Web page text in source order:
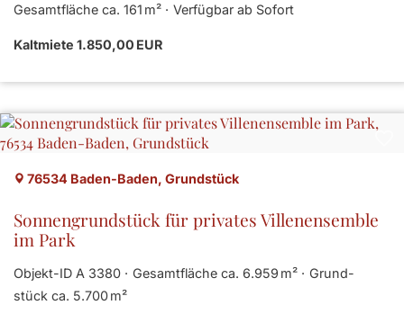
Gesamtfläche ca. 161 m²
Verfügbar ab Sofort
Kaltmiete 1.850,00 EUR
76534 Baden-Baden, Grundstück
Sonnengrundstück für privates Villenensemble
im Park
Objekt-ID A 3380 Gesamtfläche ca. 6.959 m²
Grund­
stück ca. 5.700 m²